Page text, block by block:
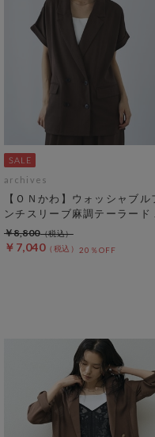
archives
【ＯＮかわ】ウォッシャブル
ンチスリーブ麻調テーラード
￥7,040 20％OFF
￥8,800